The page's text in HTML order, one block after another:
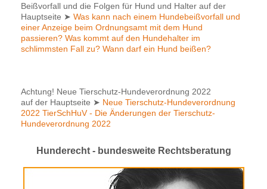
Beißvorfall und die Folgen für Hund und Halter auf der
Hauptseite ➤ Was kann nach einem Hundebeißvorfall und
einer Anzeige beim Ordnungsamt mit dem Hund
passieren? Was kommt auf den Hundehalter im
schlimmsten Fall zu? Wann darf ein Hund beißen?
Achtung! Neue Tierschutz-Hundeverordnung 2022
auf der Hauptseite ➤ Neue Tierschutz-Hundeverordnung
2022 TierSchHuV - Die Änderungen der Tierschutz-
Hundeverordnung 2022
Hunderecht - bundesweite Rechtsberatung